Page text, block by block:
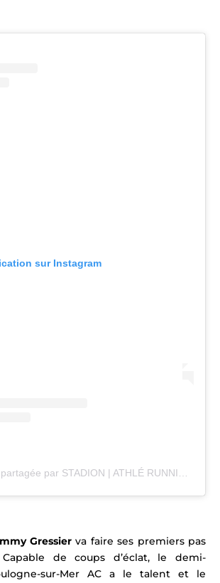
sur Instagram
Une publication partagée par STADION | ATHLÉ RUNNING TRAIL (@stadion_actu)
Gressierva faire ses premiers pas
Capable de coups d’éclat, le demi-
sur-Mer AC a le talent et le